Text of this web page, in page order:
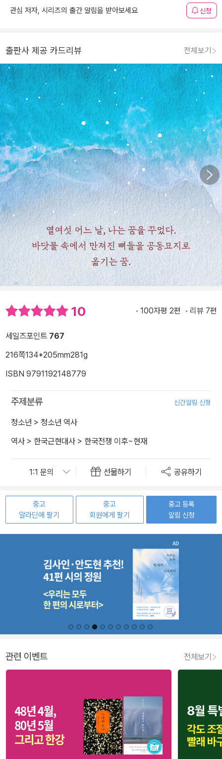
관심 저자, 시리즈의 출간 알림을 받아보세요 신청
출판사 제공 카드리뷰 전체보기
10 100자평 2편 리뷰 7편
세일즈포인트 767
216쪽134*205mm281g
ISBN 9791192148779
주제분류 신간알림 신청
청소년 > 청소년 역사
역사 > 한국근현대사 > 한국전쟁 이후~현재
선물하기 공유하기
중고
알라딘에 팔기
중고
회원에게 팔기
중고 등록
알림 신청
관련 이벤트 전체보기